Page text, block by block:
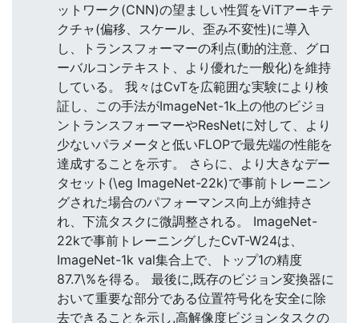
ットワーク(CNN)の望ましい性質をViTアーキテ
クチャ(偏移、スケール、歪み不変性)に導入
し、トランスフォーマーの利点(動的注意、グロ
ーバルコンテキスト、より優れた一般化)を維持
している。 我々はCvTを広範囲な実験により検
証し、この手法がImageNet-1k上の他のビジョ
ントランスフォーマーやResNetに対して、より
少ないパラメータと低いFLOPで最先端の性能を
達成することを示す。 さらに、より大きなデー
タセット(\eg ImageNet-22k)で事前トレーニン
グされた場合のパフォーマンス向上が維持さ
れ、下流タスクに微調整される。 ImageNet-
22kで事前トレーニングしたCvT-W24は、
ImageNet-1k val集合上で、トップ1の精度
87.7\%を得る。 最後に,既存のビジョン変換器に
おいて重要な部分である位置符号化を安全に除
去できることを示し,高解像度ビジョンタスクの